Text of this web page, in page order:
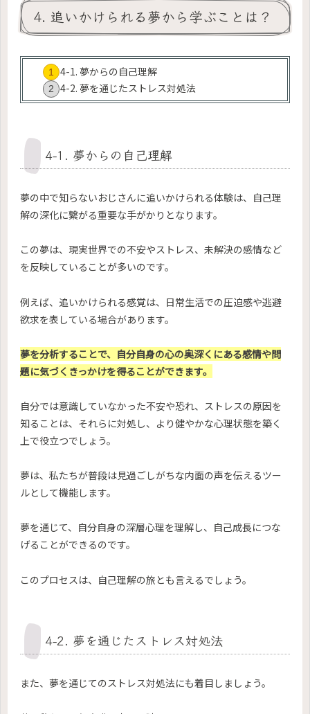
4. 追いかけられる夢から学ぶことは？
4-1. 夢からの自己理解
4-2. 夢を通じたストレス対処法
4-1. 夢からの自己理解
夢の中で知らないおじさんに追いかけられる体験は、自己理
解の深化に繋がる重要な手がかりとなります。
この夢は、現実世界での不安やストレス、未解決の感情など
を反映していることが多いのです。
例えば、追いかけられる感覚は、日常生活での圧迫感や逃避
欲求を表している場合があります。
夢を分析することで、自分自身の心の奥深くにある感情や問
題に気づくきっかけを得ることができます。
自分では意識していなかった不安や恐れ、ストレスの原因を
知ることは、それらに対処し、より健やかな心理状態を築く
上で役立つでしょう。
夢は、私たちが普段は見過ごしがちな内面の声を伝えるツー
ルとして機能します。
夢を通じて、自分自身の深層心理を理解し、自己成長につな
げることができるのです。
このプロセスは、自己理解の旅とも言えるでしょう。
4-2. 夢を通じたストレス対処法
また、夢を通じてのストレス対処法にも着目しましょう。